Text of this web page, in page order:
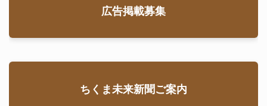
広告掲載募集
ちくま未来新聞ご案内